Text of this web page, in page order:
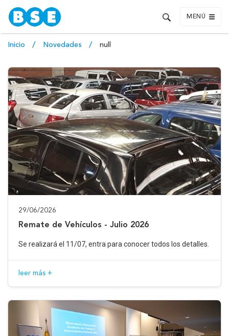
MENÚ
Inicio Novedades null
29/06/2026
Remate de Vehículos - Julio 2026
Se realizará el 11/07, entra para conocer todos los detalles.
leer más +